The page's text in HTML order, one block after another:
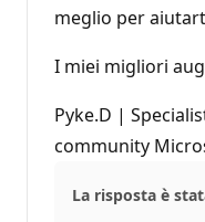
meglio per
I miei migliori
Pyke.D |
community
La risposta è